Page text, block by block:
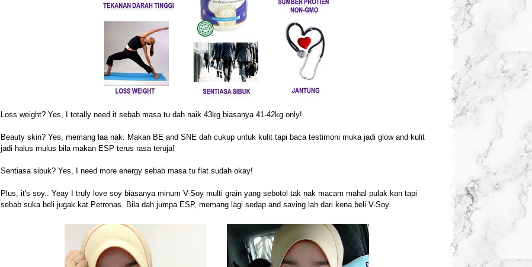
Loss weight? Yes, I totally need it sebab masa tu dah naik 43kg biasanya 41-42kg only!
Beauty skin? Yes, memang laa nak. Makan BE and SNE dah cukup untuk kulit tapi baca testimoni muka jadi glow and kulit
jadi halus mulus bila makan ESP terus rasa teruja!
Sentiasa sibuk? Yes, I need more energy sebab masa tu flat sudah okay!
Plus, it's soy.. Yeay I truly love soy biasanya minum V-Soy multi grain yang sebotol tak nak macam mahal pulak kan tapi
sebab suka beli jugak kat Petronas. Bila dah jumpa ESP, memang lagi sedap and saving lah dari kena beli V-Soy.